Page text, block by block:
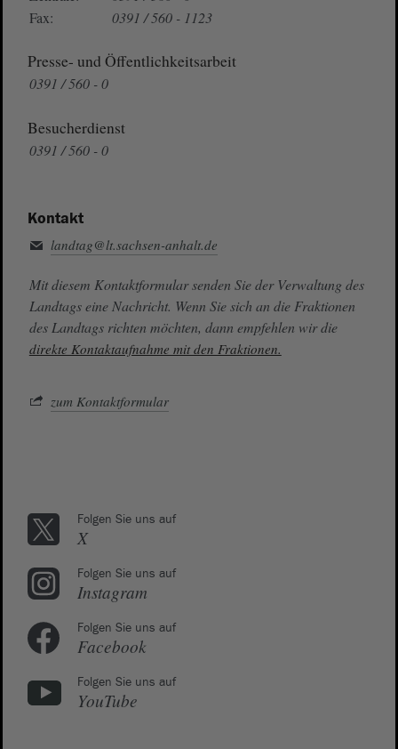
Fax:
0391 / 560 - 1123
Presse- und Öffentlichkeitsarbeit
0391 / 560 - 0
Besucherdienst
0391 / 560 - 0
Kontakt
landtag@lt.sachsen-anhalt.de
Mit diesem Kontaktformular senden Sie der Verwaltung des
Landtags eine Nachricht. Wenn Sie sich an die Fraktionen
des Landtags richten möchten, dann empfehlen wir die
direkte Kontaktaufnahme mit den Fraktionen.
zum Kontaktformular
Folgen Sie uns auf
X
Folgen Sie uns auf
Instagram
Folgen Sie uns auf
Facebook
Folgen Sie uns auf
YouTube